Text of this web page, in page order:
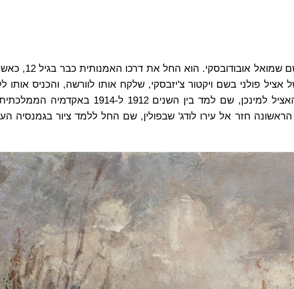
שמואל עובדיהו נולד בעיירה ברשאד
נלקח תחת חסותו של אציל פולני בשם ויקטור צ'יזבסקי, שלקח אותו לוורשה, והכניס
לציור. לאחר שתי שנות לימוד בוורשה שלח אותו האציל למינכן, שם למד בין
מלחמת העולם הראשונה חזר אל עירו לודג' שבפולין, שם החל ללמד ציור בגמנסיה